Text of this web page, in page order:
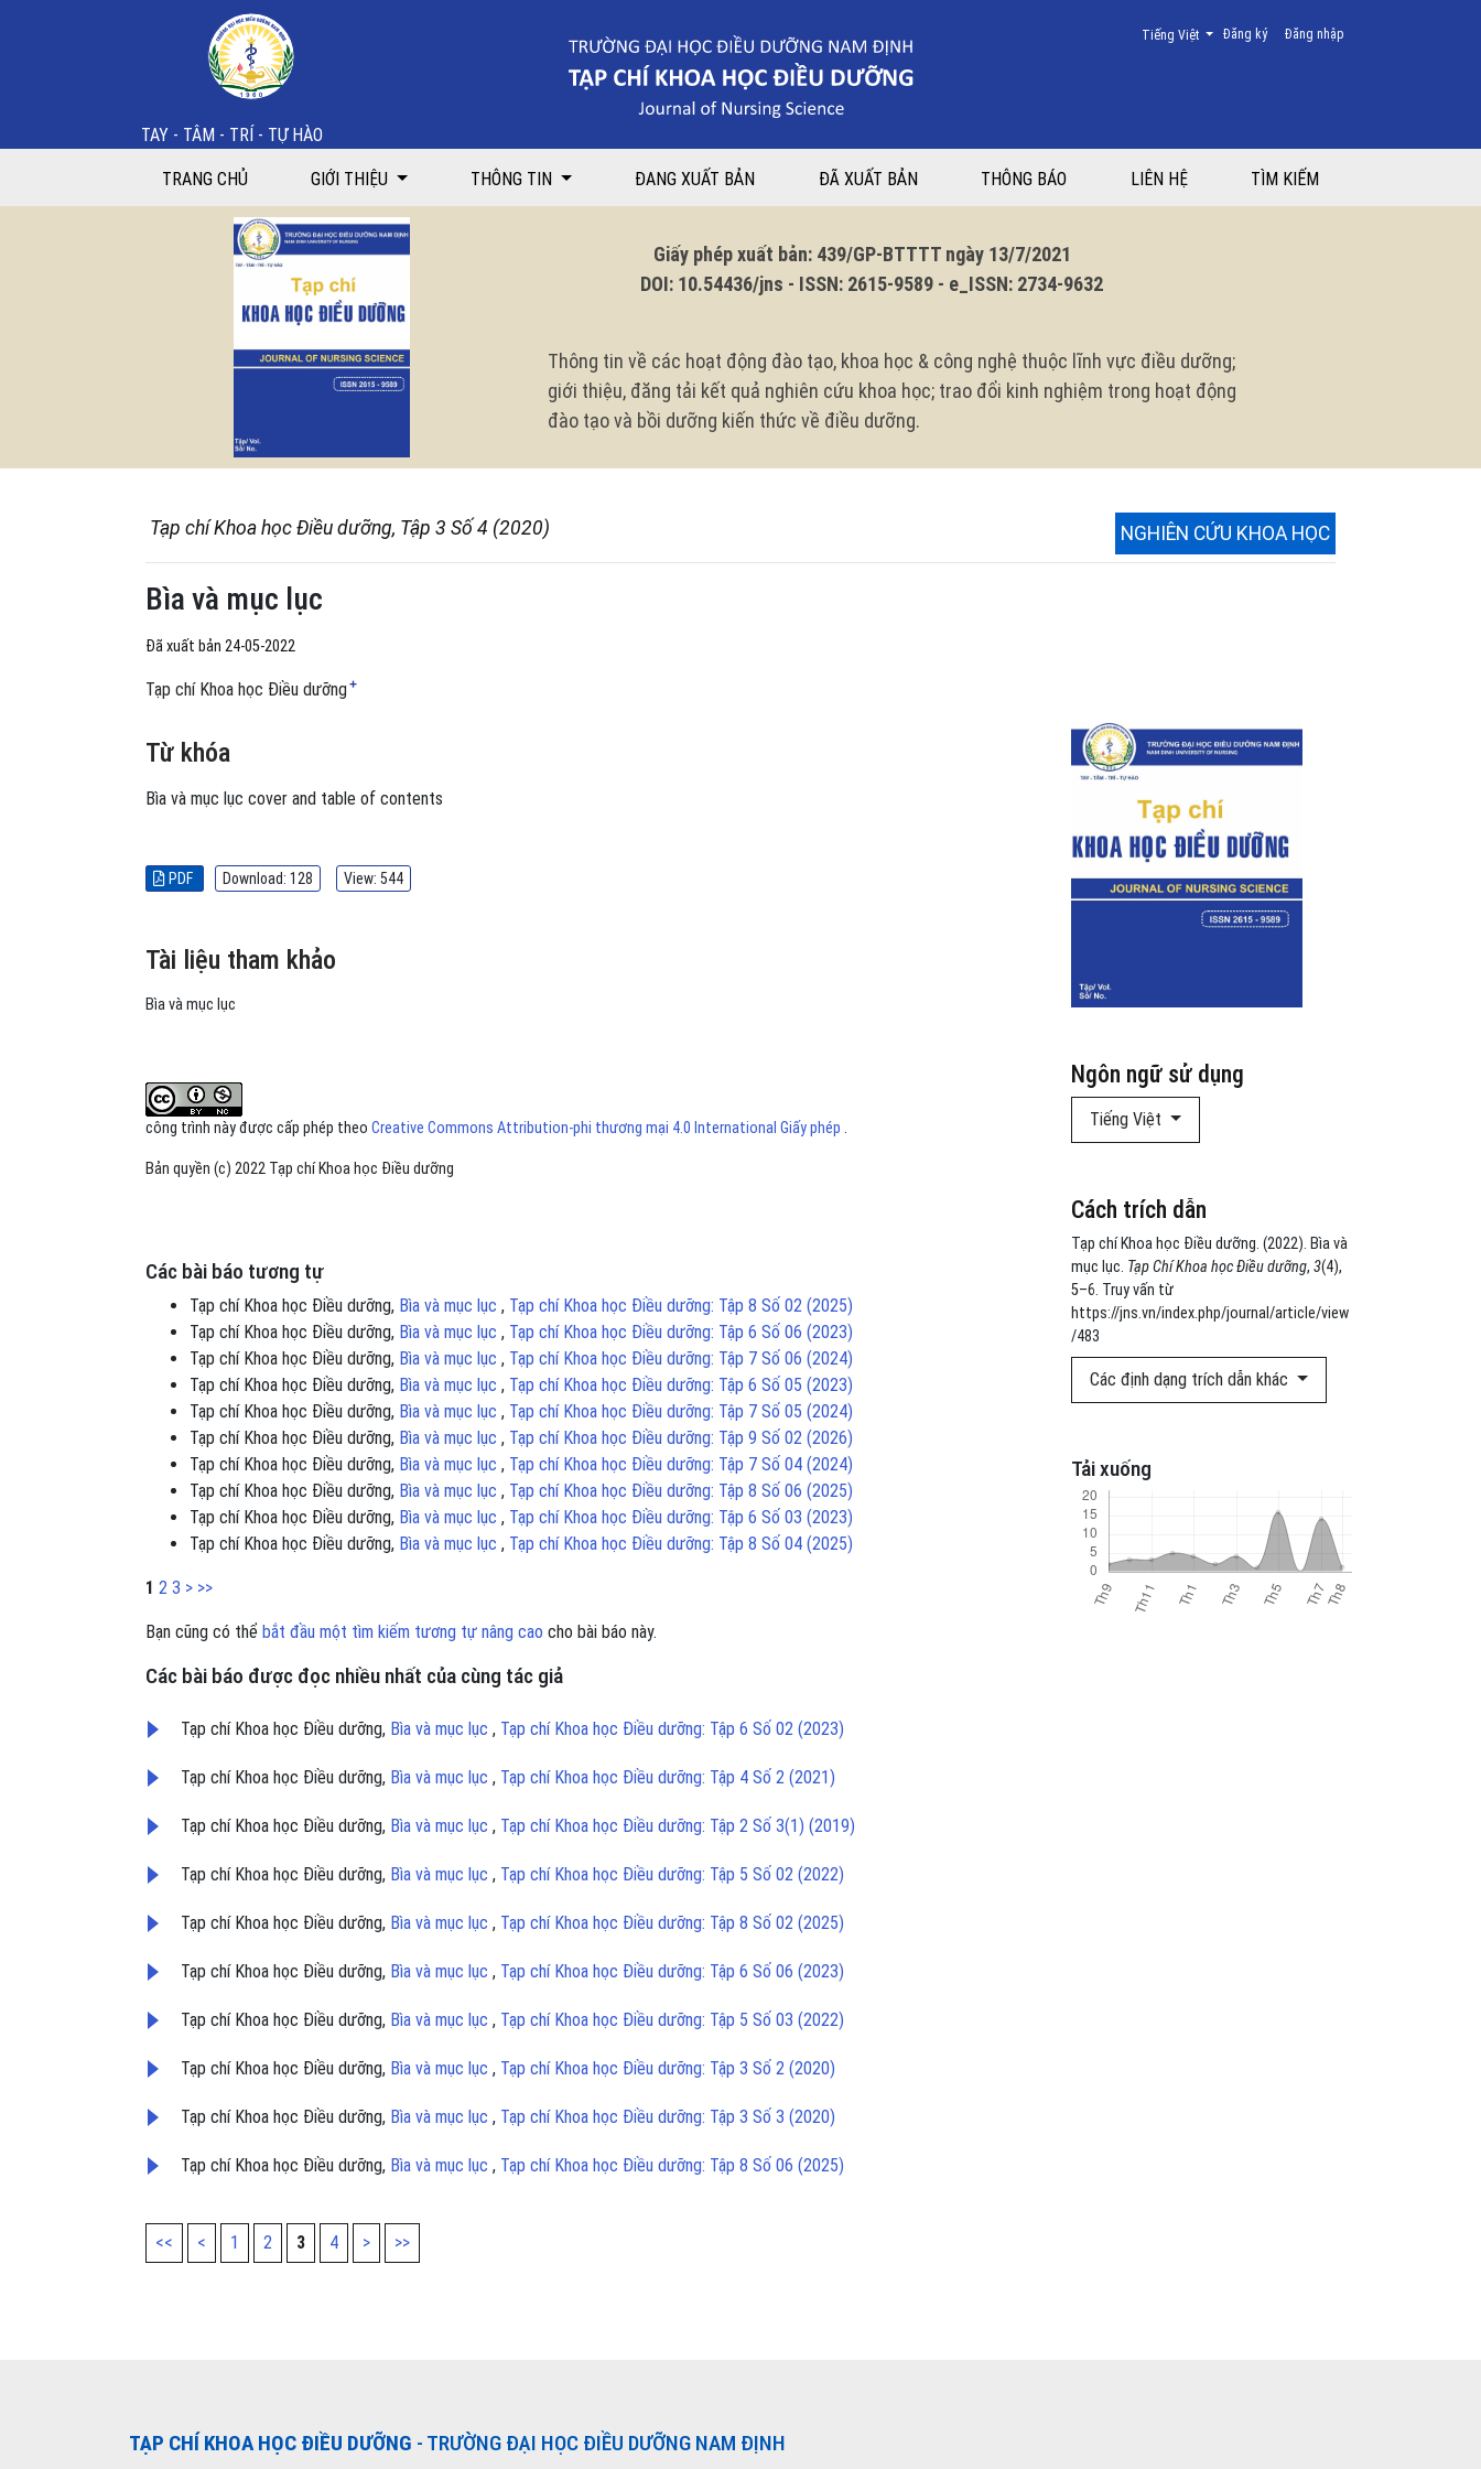
Bìa và mục lục
TAY - TÂM - TRÍ - TỰ HÀO
Đăng ký Đăng nhập
Thay đổi ngôn ngữ. Ngôn ngữ hiện tại là:
Tiếng Việt
TRANG CHỦ GIỚI THIỆU THÔNG TIN ĐANG XUẤT BẢN ĐÃ XUẤT BẢN THÔNG BÁO LIÊN HỆ TÌM KIẾM
Giấy phép xuất bản: 439/GP-BTTTT ngày 13/7/2021
DOI: 10.54436/jns - ISSN: 2615-9589 - e_ISSN: 2734-9632
Thông tin về các hoạt động đào tạo, khoa học & công nghệ thuộc lĩnh vực điều dưỡng;
giới thiệu, đăng tải kết quả nghiên cứu khoa học; trao đổi kinh nghiệm trong hoạt động
đào tạo và bồi dưỡng kiến thức về điều dưỡng.
Tạp chí Khoa học Điều dưỡng, Tập 3 Số 4 (2020) NGHIÊN CỨU KHOA HỌC
Bìa và mục lục
Đã xuất bản 24-05-2022
Tạp chí Khoa học Điều dưỡng+
Ngôn ngữ sử dụng
Tiếng Việt
Cách trích dẫn
Tạp chí Khoa học Điều dưỡng. (2022). Bìa và
mục lục. Tạp Chí Khoa học Điều dưỡng, 3(4),
5–6. Truy vấn từ
https://jns.vn/index.php/journal/article/view
/483
Các định dạng trích dẫn khác
Tải xuống
Từ khóa
Bìa và mục lục cover and table of contents
PDF Download: 128 View: 544
Tài liệu tham khảo
Bìa và mục lục
công trình này được cấp phép theo Creative Commons Attribution-phi thương mại 4.0 International Giấy phép .
Bản quyền (c) 2022 Tạp chí Khoa học Điều dưỡng
Các bài báo tương tự
Tạp chí Khoa học Điều dưỡng, Bìa và mục lục , Tạp chí Khoa học Điều dưỡng: Tập 8 Số 02 (2025)
Tạp chí Khoa học Điều dưỡng, Bìa và mục lục , Tạp chí Khoa học Điều dưỡng: Tập 6 Số 06 (2023)
Tạp chí Khoa học Điều dưỡng, Bìa và mục lục , Tạp chí Khoa học Điều dưỡng: Tập 7 Số 06 (2024)
Tạp chí Khoa học Điều dưỡng, Bìa và mục lục , Tạp chí Khoa học Điều dưỡng: Tập 6 Số 05 (2023)
Tạp chí Khoa học Điều dưỡng, Bìa và mục lục , Tạp chí Khoa học Điều dưỡng: Tập 7 Số 05 (2024)
Tạp chí Khoa học Điều dưỡng, Bìa và mục lục , Tạp chí Khoa học Điều dưỡng: Tập 9 Số 02 (2026)
Tạp chí Khoa học Điều dưỡng, Bìa và mục lục , Tạp chí Khoa học Điều dưỡng: Tập 7 Số 04 (2024)
Tạp chí Khoa học Điều dưỡng, Bìa và mục lục , Tạp chí Khoa học Điều dưỡng: Tập 8 Số 06 (2025)
Tạp chí Khoa học Điều dưỡng, Bìa và mục lục , Tạp chí Khoa học Điều dưỡng: Tập 6 Số 03 (2023)
Tạp chí Khoa học Điều dưỡng, Bìa và mục lục , Tạp chí Khoa học Điều dưỡng: Tập 8 Số 04 (2025)
1 2 3 > >>
Bạn cũng có thể bắt đầu một tìm kiếm tương tự nâng cao cho bài báo này.
Các bài báo được đọc nhiều nhất của cùng tác giả
Tạp chí Khoa học Điều dưỡng, Bìa và mục lục , Tạp chí Khoa học Điều dưỡng: Tập 6 Số 02 (2023)
Tạp chí Khoa học Điều dưỡng, Bìa và mục lục , Tạp chí Khoa học Điều dưỡng: Tập 4 Số 2 (2021)
Tạp chí Khoa học Điều dưỡng, Bìa và mục lục , Tạp chí Khoa học Điều dưỡng: Tập 2 Số 3(1) (2019)
Tạp chí Khoa học Điều dưỡng, Bìa và mục lục , Tạp chí Khoa học Điều dưỡng: Tập 5 Số 02 (2022)
Tạp chí Khoa học Điều dưỡng, Bìa và mục lục , Tạp chí Khoa học Điều dưỡng: Tập 8 Số 02 (2025)
Tạp chí Khoa học Điều dưỡng, Bìa và mục lục , Tạp chí Khoa học Điều dưỡng: Tập 6 Số 06 (2023)
Tạp chí Khoa học Điều dưỡng, Bìa và mục lục , Tạp chí Khoa học Điều dưỡng: Tập 5 Số 03 (2022)
Tạp chí Khoa học Điều dưỡng, Bìa và mục lục , Tạp chí Khoa học Điều dưỡng: Tập 3 Số 2 (2020)
Tạp chí Khoa học Điều dưỡng, Bìa và mục lục , Tạp chí Khoa học Điều dưỡng: Tập 3 Số 3 (2020)
Tạp chí Khoa học Điều dưỡng, Bìa và mục lục , Tạp chí Khoa học Điều dưỡng: Tập 8 Số 06 (2025)
<< < 1 2 3 4 > >>
TẠP CHÍ KHOA HỌC ĐIỀU DƯỠNG - TRƯỜNG ĐẠI HỌC ĐIỀU DƯỠNG NAM ĐỊNH